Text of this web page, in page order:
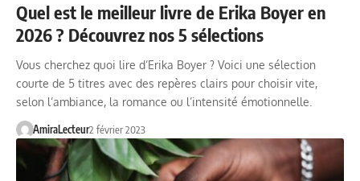
Quel est le meilleur livre de Erika Boyer en
2026 ? Découvrez nos 5 sélections
Vous cherchez quoi lire d’Erika Boyer ? Voici une sélection
courte de 5 titres avec des repères clairs pour choisir vite,
selon l’ambiance, la romance ou l’intensité émotionnelle.
AmiraLecteur2 février 2023